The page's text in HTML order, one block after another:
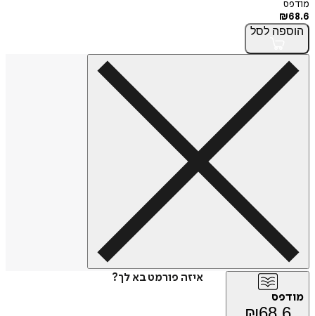
מודפס
₪68.6
הוספה לסל
איזה פורמט בא לך?
מודפס